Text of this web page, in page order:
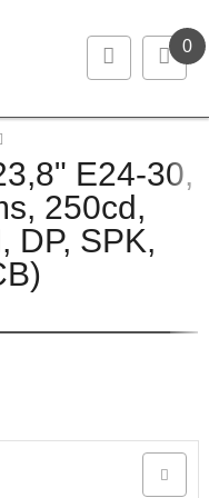
0
E24-30,
250cd,
DP, SPK,